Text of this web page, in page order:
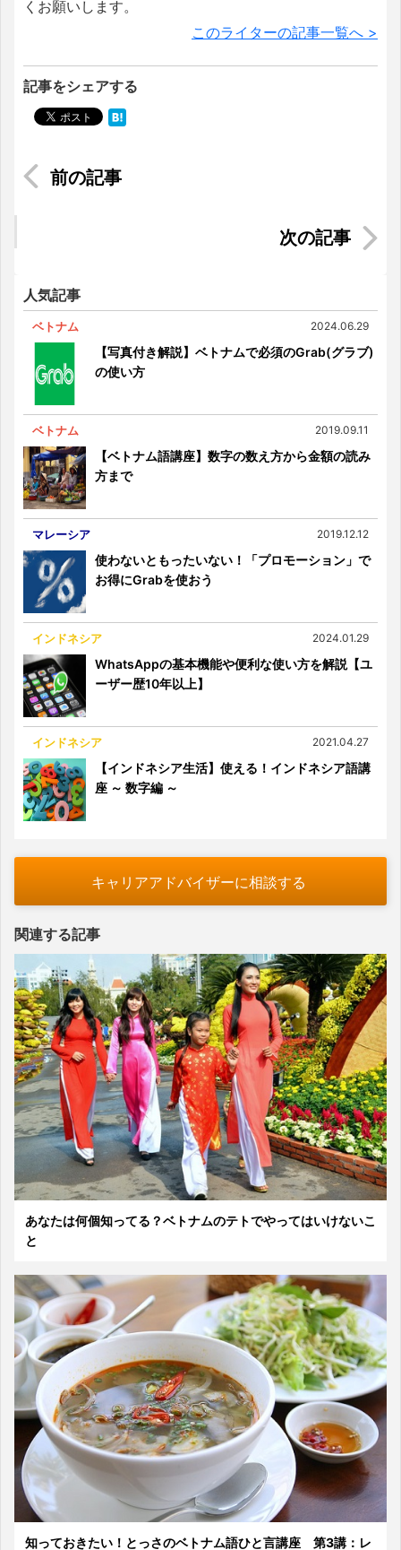
くお願いします。
このライターの記事一覧へ >
記事をシェアする
【ホーチミン観光】女子旅にオススメ♪フォトジェ
ベトナム名物「エッグコーヒー」が飲めるハノイ
人気記事
ベトナム 2024.06.29
【写真付き解説】ベトナムで必須のGrab(グラブ)
の使い方
ベトナム 2019.09.11
【ベトナム語講座】数字の数え方から金額の読み
方まで
マレーシア 2019.12.12
使わないともったいない！「プロモーション」で
お得にGrabを使おう
インドネシア 2024.01.29
WhatsAppの基本機能や便利な使い方を解説【ユ
ーザー歴10年以上】
インドネシア 2021.04.27
【インドネシア生活】使える！インドネシア語講
座 ～ 数字編 ～
キャリアアドバイザーに相談する
関連する記事
あなたは何個知ってる？ベトナムのテトでやってはいけないこ
と
知っておきたい！とっさのベトナム語ひと言講座 第3講：レ